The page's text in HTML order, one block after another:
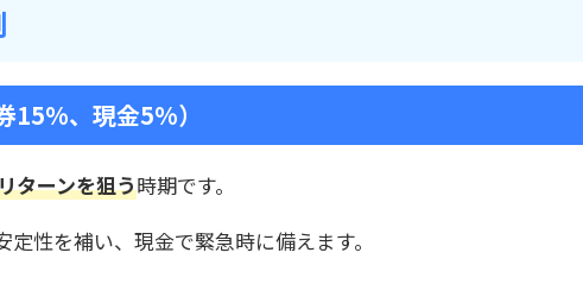
、現金5%）
ターンを狙う時期です。
性を補い、現金で緊急時に備えます。